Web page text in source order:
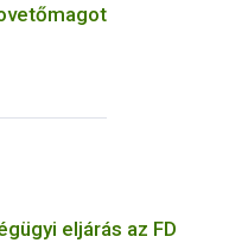
eljárás az FD